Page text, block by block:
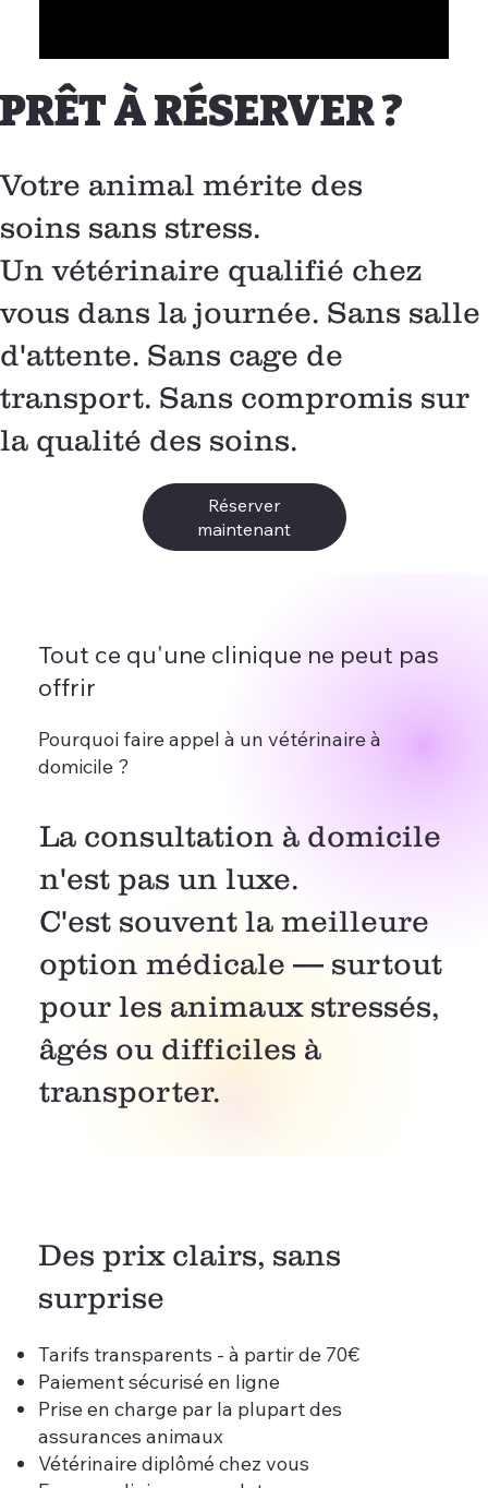
PRÊT À RÉSERVER ?
Votre animal mérite des
soins sans stress.
Un vétérinaire qualifié chez
vous dans la journée. Sans salle
d'attente. Sans cage de
transport. Sans compromis sur
la qualité des soins.
Réserver
maintenant
Tout ce qu'une clinique ne peut pas
offrir
Pourquoi faire appel à un vétérinaire à
domicile ?
La consultation à domicile
n'est pas un luxe.
C'est souvent la meilleure
option médicale — surtout
pour les animaux stressés,
âgés ou difficiles à
transporter.
Des prix clairs, sans
surprise
Tarifs transparents - à partir de 70€
Paiement sécurisé en ligne
Prise en charge par la plupart des
assurances animaux
Vétérinaire diplômé chez vous